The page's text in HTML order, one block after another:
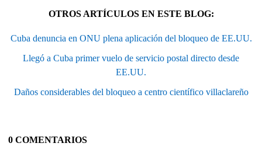
OTROS ARTÍCULOS EN ESTE BLOG:
Cuba denuncia en ONU plena aplicación del bloqueo de EE.UU.
Llegó a Cuba primer vuelo de servicio postal directo desde
EE.UU.
Daños considerables del bloqueo a centro científico villaclareño
0 COMENTARIOS